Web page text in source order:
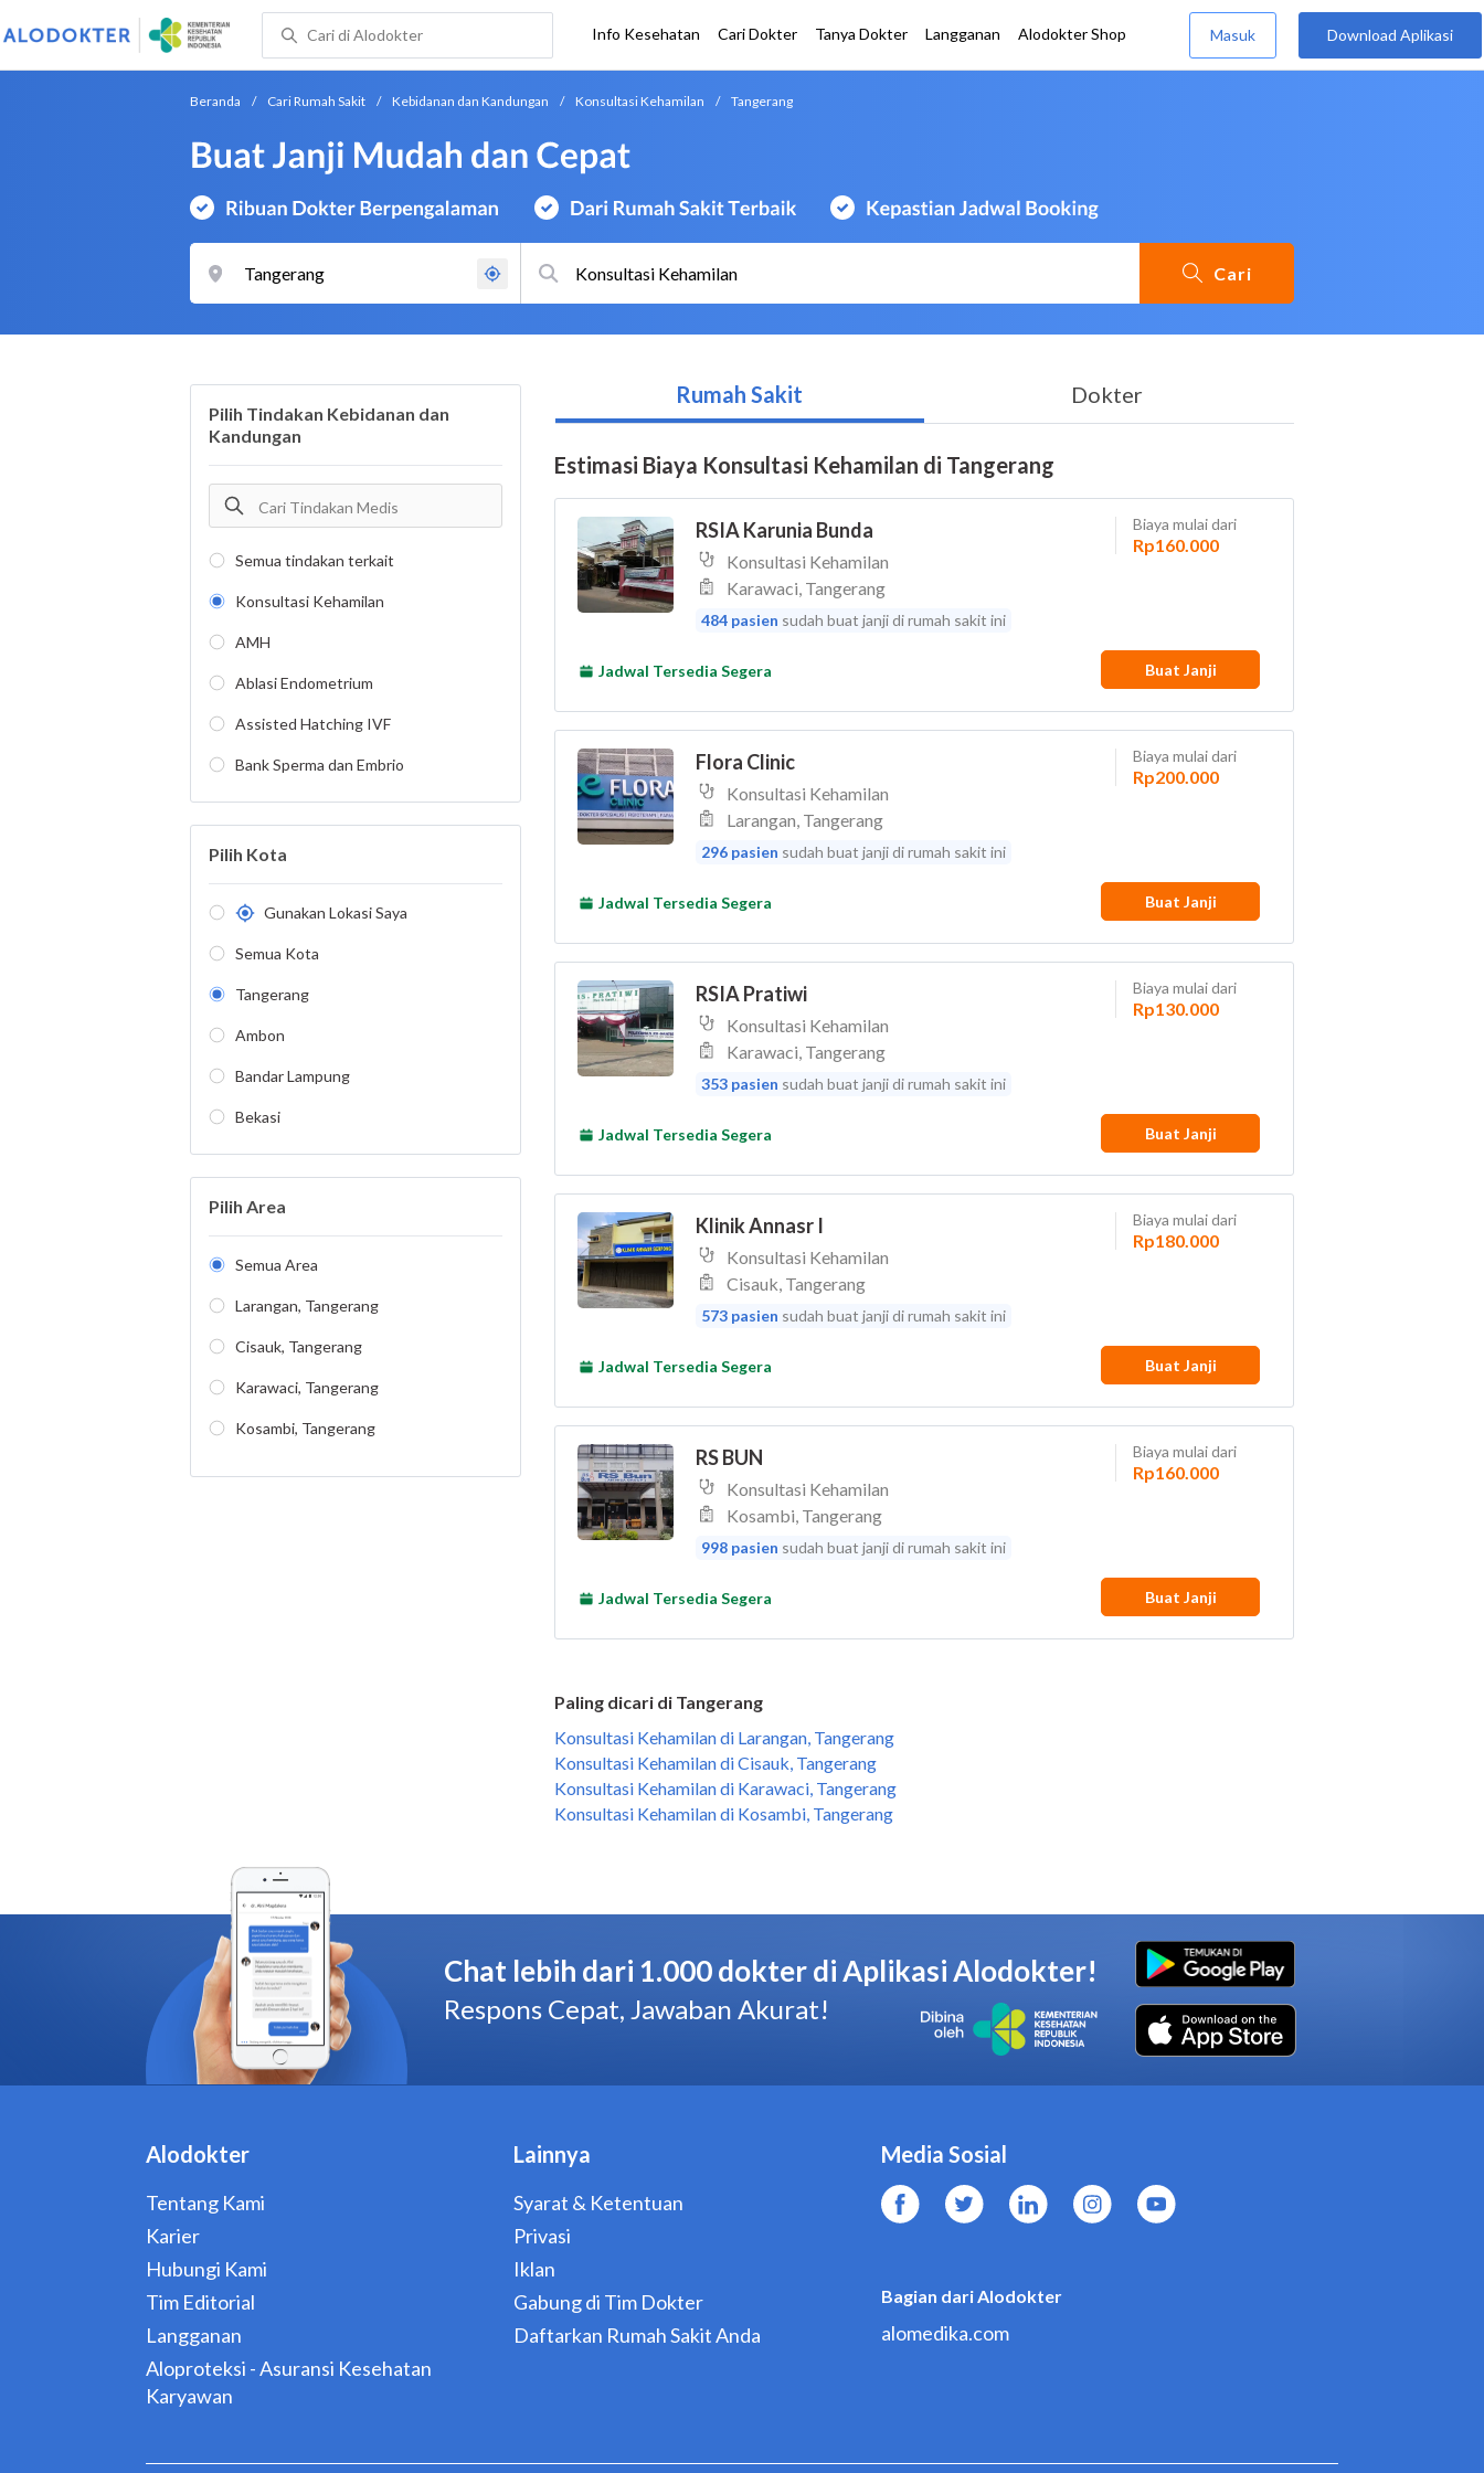
Paling dicari di Tangerang
Konsultasi Kehamilan di Larangan, Tangerang
Konsultasi Kehamilan di Cisauk, Tangerang
Konsultasi Kehamilan di Karawaci, Tangerang
Konsultasi Kehamilan di Kosambi, Tangerang